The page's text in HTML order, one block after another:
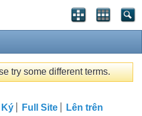
try some different terms.
Full Site Lên trên